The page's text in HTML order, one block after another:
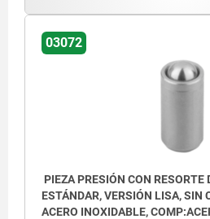
03072
PIEZA PRESIÓN CON RESORTE
ESTÁNDAR, VERSIÓN LISA, SIN
ACERO INOXIDABLE,